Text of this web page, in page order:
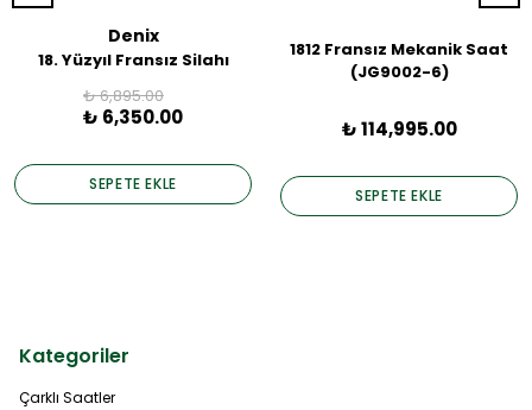
Denix
18. Yüzyıl Fransız Silahı
₺ 6,895.00
₺ 6,350.00
SEPETE EKLE
1812 Fransız Mekanik Saat
(JG9002-6)
₺ 114,995.00
SEPETE EKLE
Kategoriler
Çarklı Saatler